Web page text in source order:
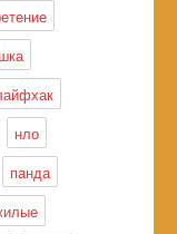
нло
панда